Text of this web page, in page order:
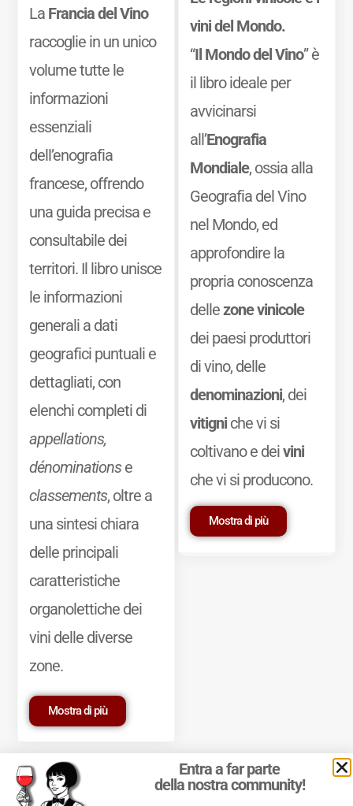
La Francia del Vino
raccoglie in un unico
volume tutte le
informazioni
essenziali
dell’enografia
francese, offrendo
una guida precisa e
consultabile dei
territori. Il libro unisce
le informazioni
generali a dati
geografici puntuali e
dettagliati, con
elenchi completi di
appellations,
dénominationse
classements, oltre a
una sintesi chiara
delle principali
caratteristiche
organolettiche dei
vini delle diverse
zone.
Mostra di più
vini del Mondo.
“Il Mondo del Vino” è
il libro ideale per
avvicinarsi
all’Enografia
Mondiale, ossia alla
Geografia del Vino
nel Mondo, ed
approfondire la
propria conoscenza
dellezone vinicole
dei paesi produttori
di vino, delle
denominazioni, dei
vitigniche vi si
coltivano e deivini
che vi si producono.
Mostra di più
Entra a far parte
della nostra community!